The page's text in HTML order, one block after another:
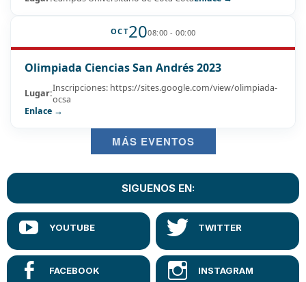
OCT2008:00 - 00:00
Olimpiada Ciencias San Andrés 2023
Lugar:Inscripciones: https://sites.google.com/view/olimpiada-
ocsa
Enlace →
MÁS EVENTOS
SIGUENOS EN: